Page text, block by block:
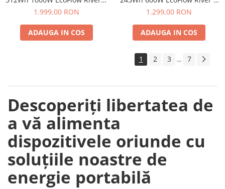
Max
1.999,00 RON
ADAUGA IN COS
UPS
1.299,00 RON
ADAUGA IN COS
1 2 3 ... 7
Descoperiți libertatea de
a vă alimenta
dispozitivele oriunde cu
soluțiile noastre de
energie portabilă